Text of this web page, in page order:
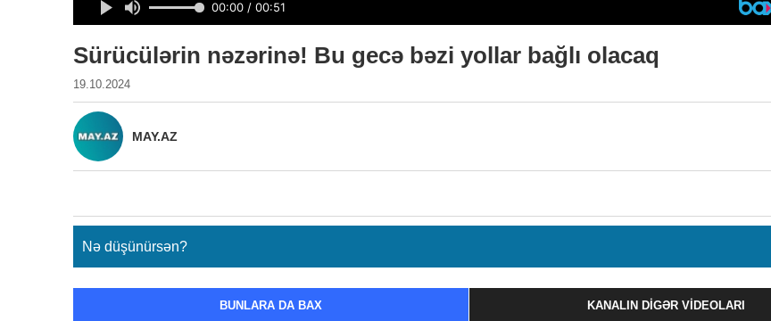
Sürücülərin nəzərinə! Bu gecə bəzi yollar bağlı olacaq
19.10.2024
MAY.AZ
Nə düşünürsən?
BUNLARA DA BAX KANALIN DIGƏR VIDEOLARI